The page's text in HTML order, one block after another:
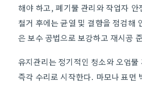
해야 하고, 폐기물 관리와 작업자 안
철거 후에는 균열 및 결함을 점검해
은 보수 공법으로 보강하고 재시공
유지관리는 정기적인 청소와 오염
즉각 수리로 시작한다. 마모나 표면